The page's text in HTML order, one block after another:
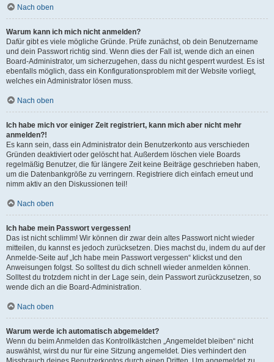
Nach oben
Warum kann ich mich nicht anmelden?
Dafür gibt es viele mögliche Gründe. Prüfe zunächst, ob dein Benutzername
und dein Passwort richtig sind. Wenn dies der Fall ist, wende dich an einen
Board-Administrator, um sicherzugehen, dass du nicht gesperrt wurdest. Es ist
ebenfalls möglich, dass ein Konfigurationsproblem mit der Website vorliegt,
welches ein Administrator lösen muss.
Nach oben
Ich habe mich vor einiger Zeit registriert, kann mich aber nicht mehr
anmelden?!
Es kann sein, dass ein Administrator dein Benutzerkonto aus verschieden
Gründen deaktiviert oder gelöscht hat. Außerdem löschen viele Boards
regelmäßig Benutzer, die für längere Zeit keine Beiträge geschrieben haben,
um die Datenbankgröße zu verringern. Registriere dich einfach erneut und
nimm aktiv an den Diskussionen teil!
Nach oben
Ich habe mein Passwort vergessen!
Das ist nicht schlimm! Wir können dir zwar dein altes Passwort nicht wieder
mitteilen, du kannst es jedoch zurücksetzen. Dies machst du, indem du auf der
Anmelde-Seite auf „Ich habe mein Passwort vergessen“ klickst und den
Anweisungen folgst. So solltest du dich schnell wieder anmelden können.
Solltest du trotzdem nicht in der Lage sein, dein Passwort zurückzusetzen, so
wende dich an die Board-Administration.
Nach oben
Warum werde ich automatisch abgemeldet?
Wenn du beim Anmelden das Kontrollkästchen „Angemeldet bleiben“ nicht
auswählst, wirst du nur für eine Sitzung angemeldet. Dies verhindert den